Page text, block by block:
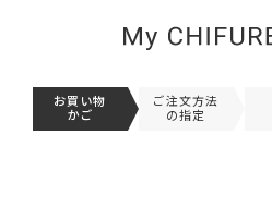
お買い物
かご
ご注文方法
の指定